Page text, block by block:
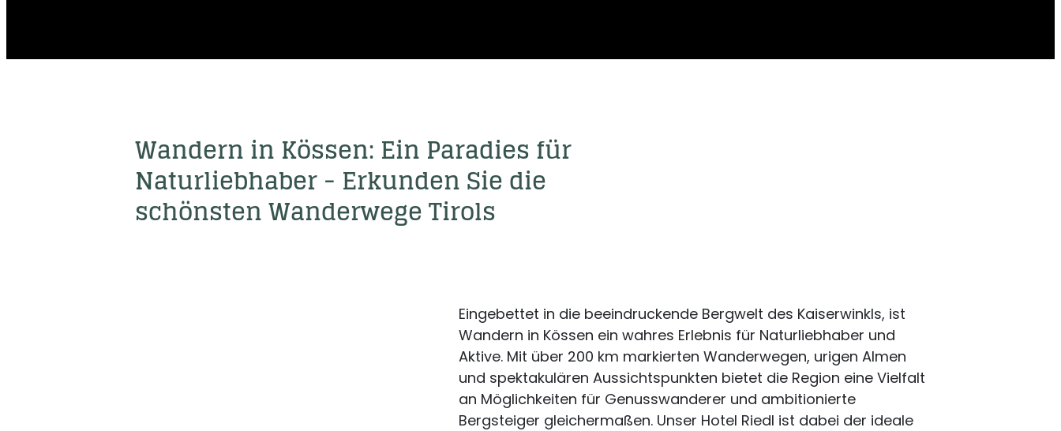
Wandern in Kössen: Ein Paradies für
Naturliebhaber - Erkunden Sie die
Eingebettet in die beeindruckende Bergwelt des Kaiserwinkls, ist
Wandern in Kössen ein wahres Erlebnis für Naturliebhaber und
Aktive. Mit über 200 km markierten Wanderwegen, urigen Almen
und spektakulären Aussichtspunkten bietet die Region eine Vielfalt
an Möglichkeiten für Genusswanderer und ambitionierte
Bergsteiger gleichermaßen. Unser Hotel Riedl ist dabei der ideale